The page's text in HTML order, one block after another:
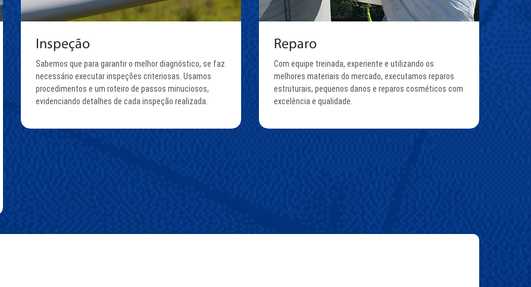
Inspeção
Sabemos que para garantir o melhor diagnóstico, se faz
necessário executar inspeções criteriosas. Usamos
procedimentos e um roteiro de passos minuciosos,
evidenciando detalhes de cada inspeção realizada.
Reparo
Com equipe treinada, experiente e utilizando os
melhores materiais do mercado, executamos reparos
estruturais, pequenos danos e reparos cosméticos com
excelência e qualidade.